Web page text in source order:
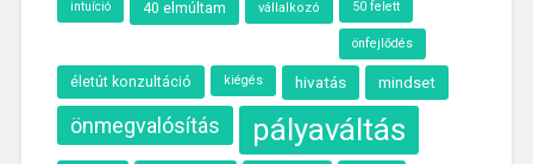
intuíció 40 elmúltam vállalkozó 50 felett
önfejlődés
életút konzultáció kiégés hivatás mindset
önmegvalósítás pályaváltás